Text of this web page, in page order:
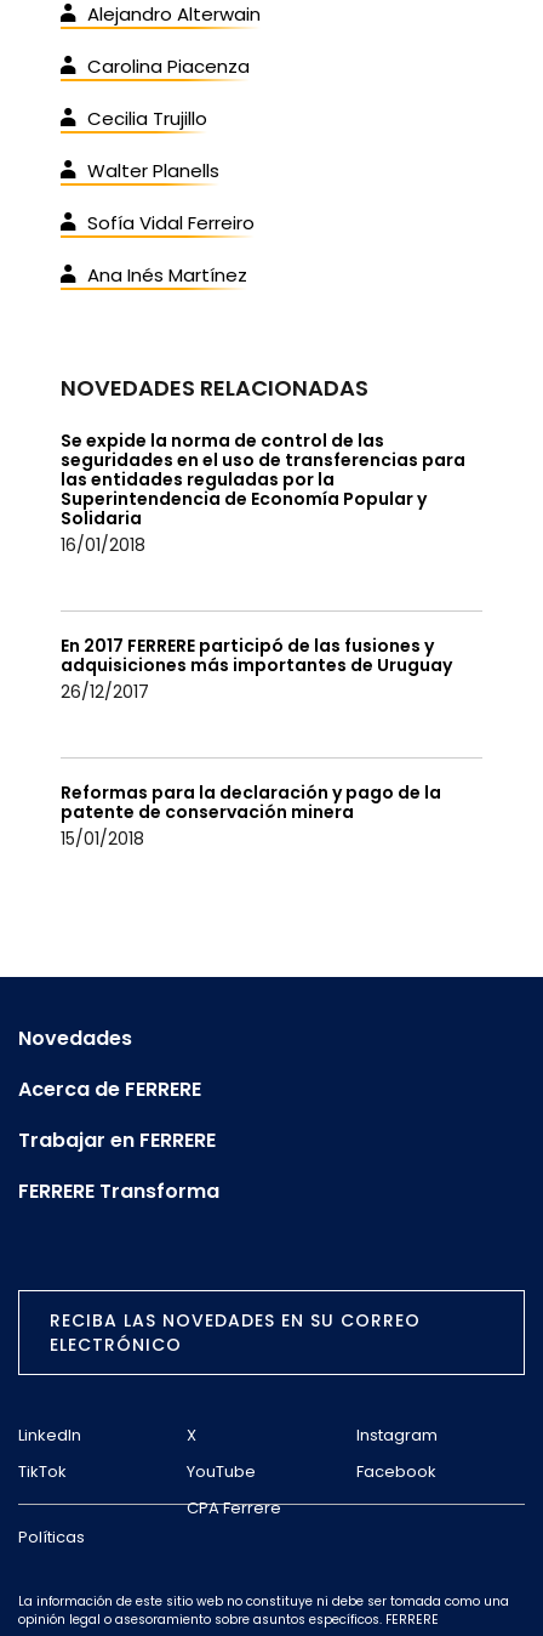
Alejandro Alterwain
Carolina Piacenza
Cecilia Trujillo
Walter Planells
Sofía Vidal Ferreiro
Ana Inés Martínez
NOVEDADES RELACIONADAS
Se expide la norma de control de las
seguridades en el uso de transferencias para
las entidades reguladas por la
Superintendencia de Economía Popular y
Solidaria
16/01/2018
En 2017 FERRERE participó de las fusiones y
adquisiciones más importantes de Uruguay
26/12/2017
Reformas para la declaración y pago de la
patente de conservación minera
15/01/2018
Novedades
Acerca de FERRERE
Trabajar en FERRERE
FERRERE Transforma
RECIBA LAS NOVEDADES EN SU CORREO
ELECTRÓNICO
LinkedIn X
Instagram
TikTok
YouTube Facebook
Políticas
CPA Ferrere
La información de este sitio web no constituye ni debe ser tomada como una
opinión legal o asesoramiento sobre asuntos específicos. FERRERE